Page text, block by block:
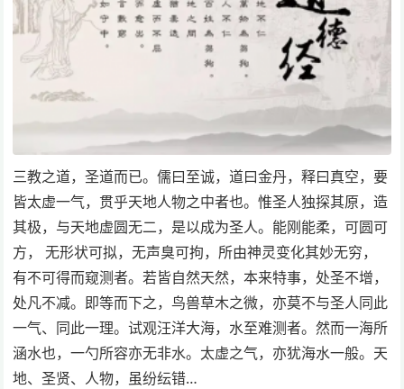
三教之道，圣道而已。儒曰至诚，道曰金丹，释曰真空，要
皆太虚一气，贯乎天地人物之中者也。惟圣人独探其原，造
其极，与天地虚圆无二，是以成为圣人。能刚能柔，可圆可
方， 无形状可拟，无声臭可拘，所由神灵变化其妙无穷，
有不可得而窥测者。若皆自然天然，本来特事，处圣不增，
处凡不减。即等而下之，鸟兽草木之微，亦莫不与圣人同此
一气、同此一理。试观汪洋大海，水至难测者。然而一海所
涵水也，一勺所容亦无非水。太虚之气，亦犹海水一般。天
地、圣贤、人物，虽纷纭错…